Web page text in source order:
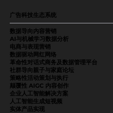
广告科技生态系统
数据导向内容营销
AI与机械学习数据分析
电商与表现营销
数据驱动网红网络
革命性对话式商务及数据管理平台
社群导向親子与家庭论坛
策略性活动策划与执行
颠覆性 AIGC 内容创作
企业人工智能解决方案
人工智能生成短视频
实体产品实现